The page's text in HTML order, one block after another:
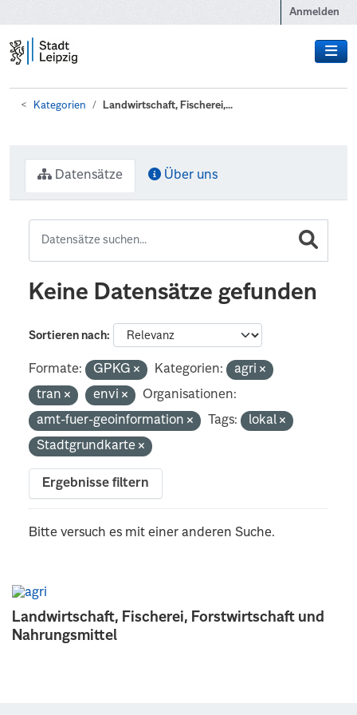
Anmelden
Kategorien Landwirtschaft, Fischerei,...
Landwirtschaft, Fischerei, Forstwirtschaft und
Nahrungsmittel
Datensätze Über uns
Keine Datensätze gefunden
Sortieren nach
Formate: GPKG Kategorien:
agri
tran
envi
Organisationen:
amt-fuer-geoinformation
Tags:
lokal
Stadtgrundkarte
Ergebnisse filtern
Bitte versuch es mit einer anderen Suche.